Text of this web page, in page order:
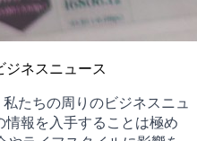
ネスニュース
たちの周りのビジネスニュ
報を入手することは極め